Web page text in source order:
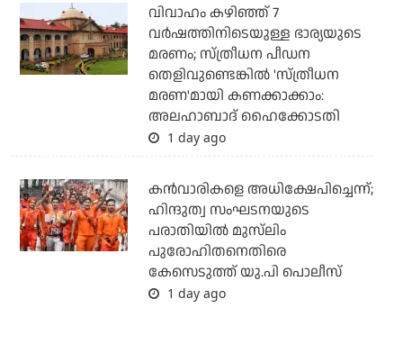
വിവാഹം കഴിഞ്ഞ് 7
വര്‍ഷത്തിനിടെയുള്ള ഭാര്യയുടെ
മരണം; സ്ത്രീധന പീഡന
തെളിവുണ്ടെങ്കില്‍ 'സ്ത്രീധന
മരണ'മായി കണക്കാക്കാം:
അലഹാബാദ് ഹൈക്കോടതി
1 day ago
കന്‍വാരികളെ അധിക്ഷേപിച്ചെന്ന്;
ഹിന്ദുത്വ സംഘടനയുടെ
പരാതിയില്‍ മുസ്‌ലിം
പുരോഹിതനെതിരെ
കേസെടുത്ത് യു.പി പൊലീസ്
1 day ago